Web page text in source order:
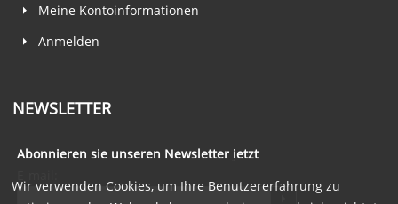
Meine Kontoinformationen
Anmelden
NEWSLETTER
Abonnieren sie unseren Newsletter jetzt
Wir verwenden Cookies, um Ihre Benutzererfahrung zu